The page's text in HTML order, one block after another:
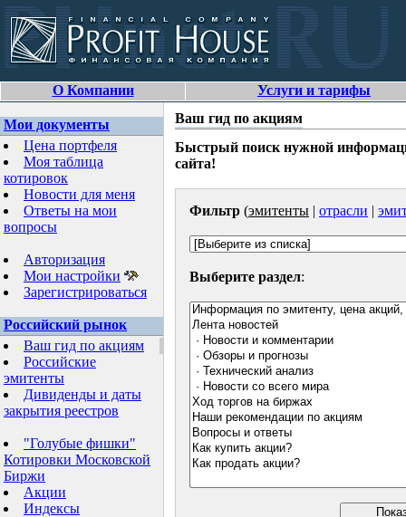
О Компании Услуги и тарифы
Мои документы
Цена портфеля
Моя таблица
котировок
Новости для меня
Ответы на мои
вопросы
Авторизация
Мои настройки
Зарегистрироваться
Российский рынок
Ваш гид по акциям
Российские
эмитенты
Дивиденды и даты
закрытия реестров
"Голубые фишки"
Котировки Московской
Биржи
Акции
Индексы
Ваш гид по акциям
Быстрый поиск нужной
сайта!
Фильтр (эмитенты | отрасли |
Выберите раздел: